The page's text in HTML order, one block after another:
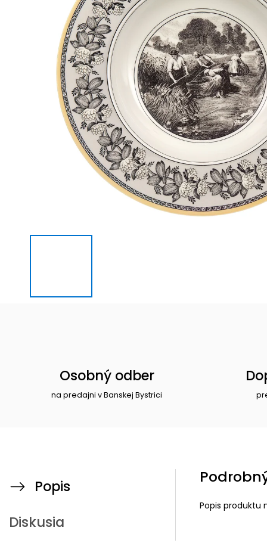
Osobný odber
na predajni v Banskej Bystrici
Popis
Diskusia
Popis produktu